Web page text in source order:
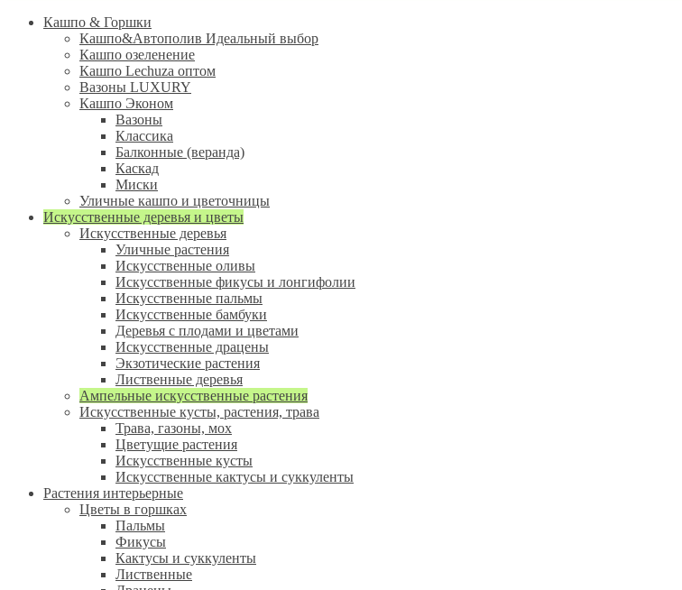
Кашпо & Горшки
Кашпо&Автополив Идеальный выбор
Кашпо озеленение
Кашпо Lechuza оптом
Вазоны LUXURY
Кашпо Эконом
Вазоны
Классика
Балконные (веранда)
Каскад
Миски
Уличные кашпо и цветочницы
Искусственные деревья и цветы
Искусственные деревья
Уличные растения
Искусственные оливы
Искусственные фикусы и лонгифолии
Искусственные пальмы
Искусственные бамбуки
Деревья с плодами и цветами
Искусственные драцены
Экзотические растения
Лиственные деревья
Ампельные искусственные растения
Искусственные кусты, растения, трава
Трава, газоны, мох
Цветущие растения
Искусственные кусты
Искусственные кактусы и суккуленты
Растения интерьерные
Цветы в горшках
Пальмы
Фикусы
Кактусы и суккуленты
Лиственные